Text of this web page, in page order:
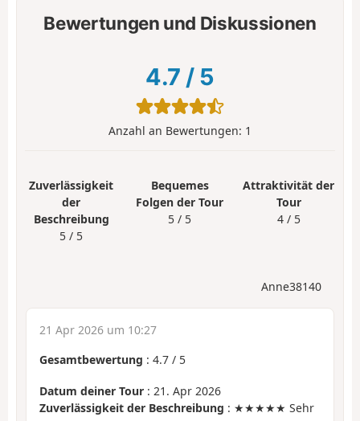
Bewertungen und Diskussionen
4.7 / 5
Anzahl an Bewertungen: 1
Zuverlässigkeit
der
Beschreibung
5 / 5
Bequemes
Folgen der Tour
5 / 5
Attraktivität der
Tour
4 / 5
Anne38140
21 Apr 2026 um 10:27
Gesamtbewertung : 4.7 / 5
Datum deiner Tour : 21. Apr 2026
Zuverlässigkeit der Beschreibung : ★★★★★ Sehr